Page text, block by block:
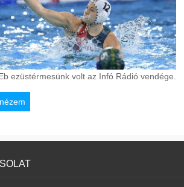
ezüstérmesünk volt az Infó Rádió vendége.